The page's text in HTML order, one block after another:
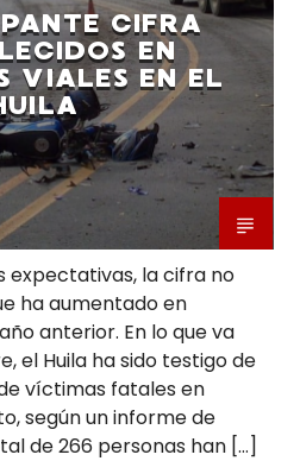
CIFRA
EN
VIALES EN EL
expectativas, la cifra no
ha aumentado en
anterior. En lo que va
el Huila ha sido testigo de
víctimas fatales en
según un informe de
de 266 personas han […]